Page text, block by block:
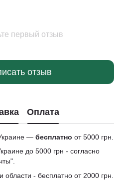
первый отзыв
отзыв
Оплата
— бесплатно от 5000 грн.
до 5000 грн - согласно
области - бесплатно от 2000 грн.